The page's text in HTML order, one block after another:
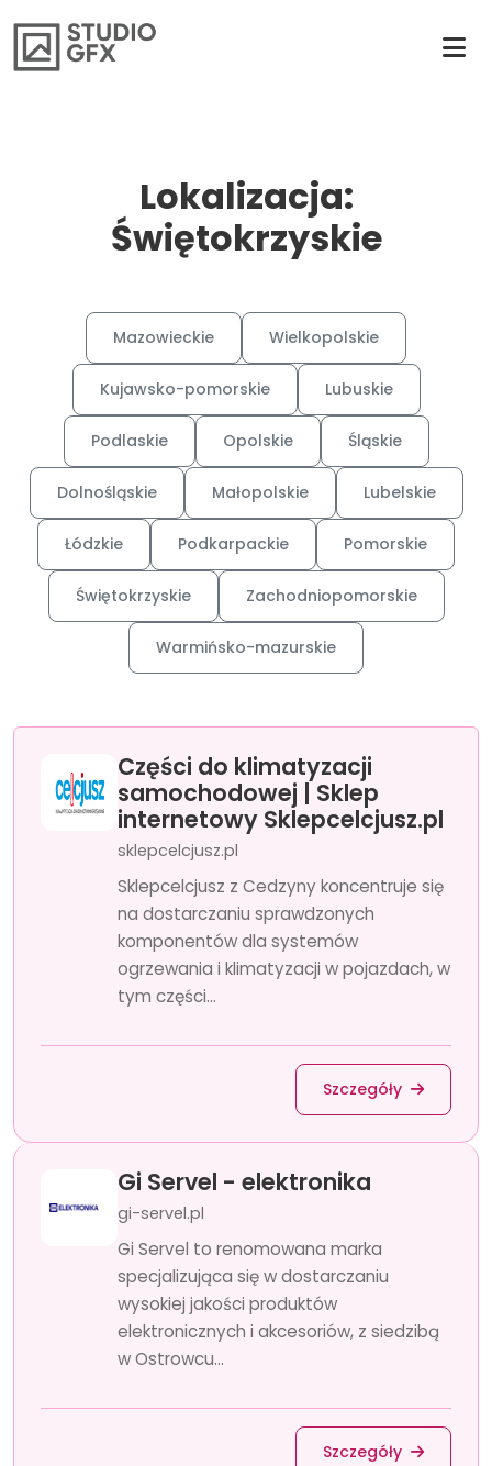
Lokalizacja:
Świętokrzyskie
Mazowieckie Wielkopolskie
Kujawsko-pomorskie Lubuskie
Podlaskie Opolskie Śląskie
Dolnośląskie Małopolskie Lubelskie
Łódzkie Podkarpackie Pomorskie
Świętokrzyskie Zachodniopomorskie
Warmińsko-mazurskie
Części do klimatyzacji
samochodowej | Sklep
internetowy Sklepcelcjusz.pl
sklepcelcjusz.pl
Sklepcelcjusz z Cedzyny koncentruje się
na dostarczaniu sprawdzonych
komponentów dla systemów
ogrzewania i klimatyzacji w pojazdach, w
tym części...
Szczegóły
Gi Servel - elektronika
gi-servel.pl
Gi Servel to renomowana marka
specjalizująca się w dostarczaniu
wysokiej jakości produktów
elektronicznych i akcesoriów, z siedzibą
w Ostrowcu...
Szczegóły